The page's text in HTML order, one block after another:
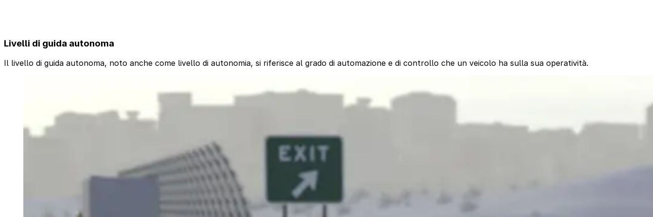
Livelli di guida autonoma
Il livello di guida autonoma, noto anche come livello di autonomia, si riferisce al grado di automazione e di controllo che un veicolo ha sulla sua operatività.